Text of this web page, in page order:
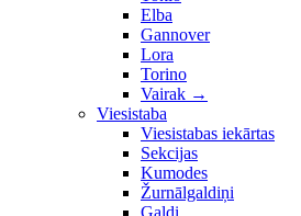
Elba
Gannover
Lora
Torino
Vairak →
Viesistaba
Viesistabas iekārtas
Sekcijas
Kumodes
Žurnālgaldiņi
Galdi